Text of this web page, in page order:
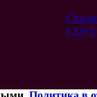
СОУТ